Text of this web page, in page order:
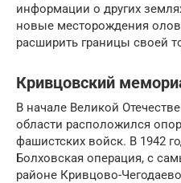
информации о других
новые месторождения
расширить границы своей
Кривцовский
В начале Великой
области расположился
фашистских войск. В 1942
Болховская операция, с
районе Кривцово-